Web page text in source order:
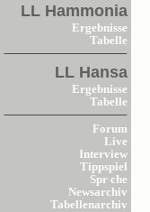
LL Hammonia
Ergebnisse
Tabelle
LL Hansa
Ergebnisse
Tabelle
Forum
Live
Interview
Tippspiel
Spr che
Newsarchiv
Tabellenarchiv